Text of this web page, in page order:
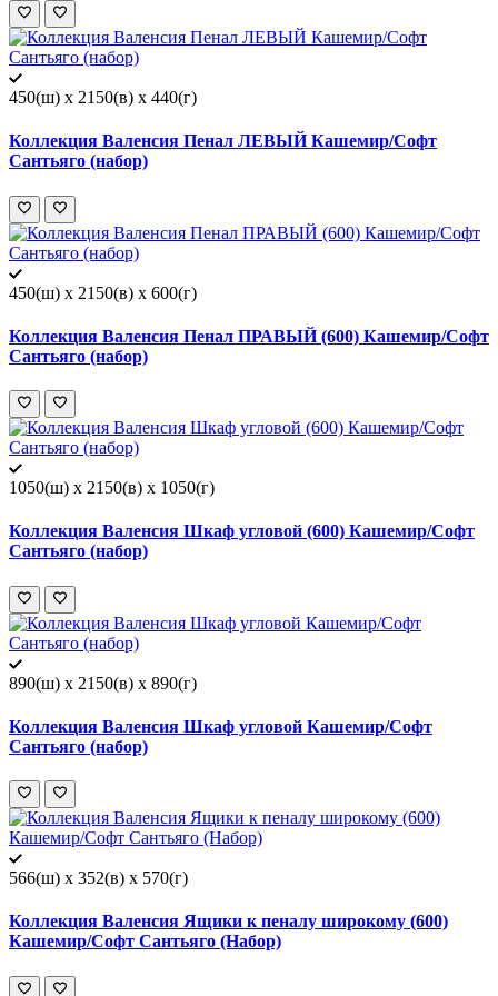
450(ш) x 2150(в) x 440(г)
Коллекция Валенсия Пенал ЛЕВЫЙ Кашемир/Софт
Сантьяго (набор)
450(ш) x 2150(в) x 600(г)
Коллекция Валенсия Пенал ПРАВЫЙ (600) Кашемир/Софт
Сантьяго (набор)
1050(ш) x 2150(в) x 1050(г)
Коллекция Валенсия Шкаф угловой (600) Кашемир/Софт
Сантьяго (набор)
890(ш) x 2150(в) x 890(г)
Коллекция Валенсия Шкаф угловой Кашемир/Софт
Сантьяго (набор)
566(ш) x 352(в) x 570(г)
Коллекция Валенсия Ящики к пеналу широкому (600)
Кашемир/Софт Сантьяго (Набор)